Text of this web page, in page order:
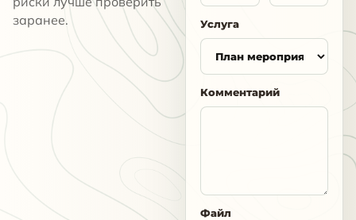
заранее.
Услуга
Комментарий
Файл